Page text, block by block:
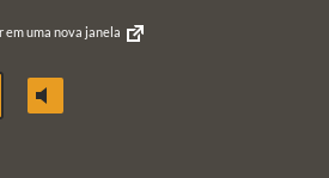
em uma nova janela